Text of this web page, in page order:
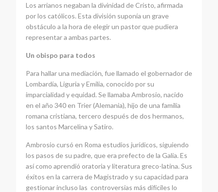
Los arrianos negaban la divinidad de Cristo, afirmada
por los católicos. Esta división suponía un grave
obstáculo a la hora de elegir un pastor que pudiera
representar a ambas partes.
Un obispo para todos
Para hallar una mediación, fue llamado el gobernador de
Lombardía, Liguria y Emilia, conocido por su
imparcialidad y equidad. Se llamaba Ambrosio, nacido
en el año 340 en Trier (Alemania), hijo de una familia
romana cristiana, tercero después de dos hermanos,
los santos Marcelina y Satiro.
Ambrosio cursó en Roma estudios jurídicos, siguiendo
los pasos de su padre, que era prefecto de la Galia. Es
así como aprendió oratoria y literatura greco-latina. Sus
éxitos en la carrera de Magistrado y su capacidad para
gestionar incluso las controversias más difíciles lo